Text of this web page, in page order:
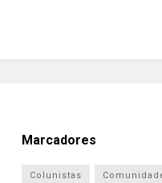
Marcadores
Colunistas